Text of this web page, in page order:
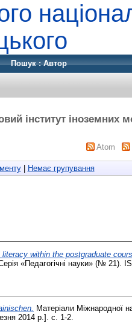
Пошук : Автор
інститут іноземних
Atom
| Немає групування
within the postgraduate
«Педагогічні науки» (№ 21).
Матеріали Міжнародної
2014 р.]. с. 1-2.